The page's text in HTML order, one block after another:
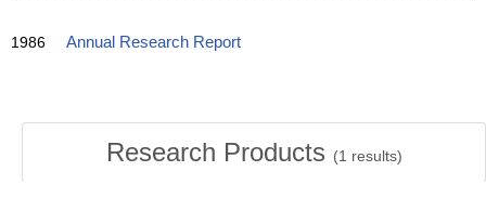
1986 Annual Research Report
Research Products (1 results)